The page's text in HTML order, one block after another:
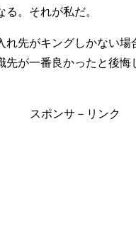
る。それが私だ。
れ先がキングしかない場
先が一番良かったと後悔
スポンサ－リンク